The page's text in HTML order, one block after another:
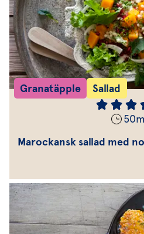
Granatäpple Sallad
50
Marockansk sallad med